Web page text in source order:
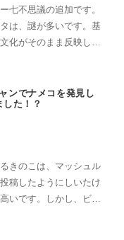
七不思議の追加です。
は、謎が多いです。基
化がそのまま反映して
ンでナメコを発見し
した！？
きのこは、マッシュル
稿したようにしいたけ
いです。しかし、ビン